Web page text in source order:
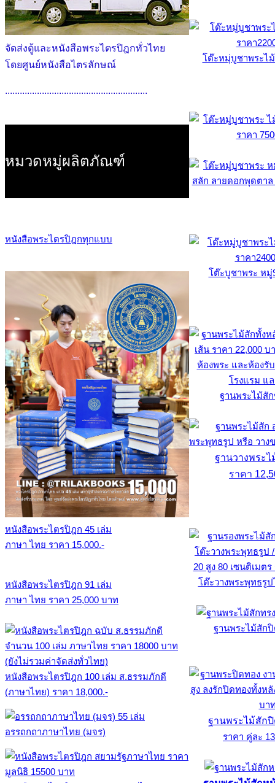
จัดส่งตู้และหนังสือพระไตรปิฎกทั่วไทย
โดยศูนย์หนังสือไตรลักษณ์
..........................................................
หมวดหมู่ผลิตภัณฑ์
หนังสือพระไตรปิฎกทุกแบบ
หนังสือพระไตรปิฎก 45 เล่ม
ภาษา ไทย ราคา 15,000.-
หนังสือพระไตรปิฎก 91 เล่ม
ภาษา ไทย ราคา 25,000 บาท
หนังสือพระไตรปิฎก 100 เล่ม ส.ธรรมภักดี
(ภาษาไทย) ราคา 18,000.-
อรรถกถาภาษาไทย (มจร)
โต๊ะหมุ่บูชาพระไ
โต๊ะบูชาพระ หมู่
ฐานพระไม้สั
ฐานวางพระ
ราคา
โต๊ะวางพระพุทธรู
ฐานพระไม้สัก
ฐานพระไม้สัก
ราคา คู่ละ